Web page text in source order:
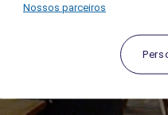
Nossos parceiros